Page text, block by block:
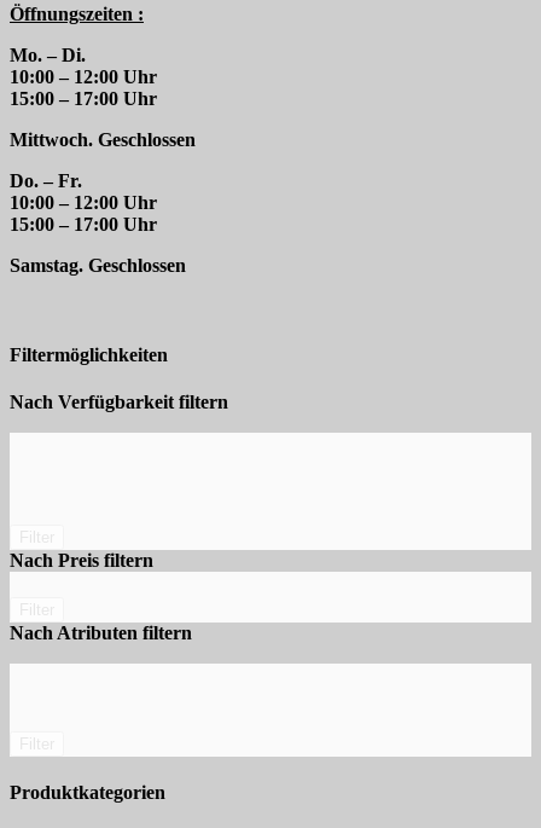
Öffnungszeiten :
Mo. – Di.
10:00 – 12:00 Uhr
15:00 – 17:00 Uhr
Mittwoch. Geschlossen
Do. – Fr.
10:00 – 12:00 Uhr
15:00 – 17:00 Uhr
Samstag. Geschlossen
Filtermöglichkeiten
Nach Verfügbarkeit filtern
Nach Preis filtern
Nach Atributen filtern
Produktkategorien